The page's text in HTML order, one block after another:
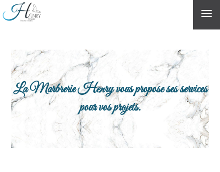
≡
La Marbrerie Henry vous propose ses services
pour vos projets.